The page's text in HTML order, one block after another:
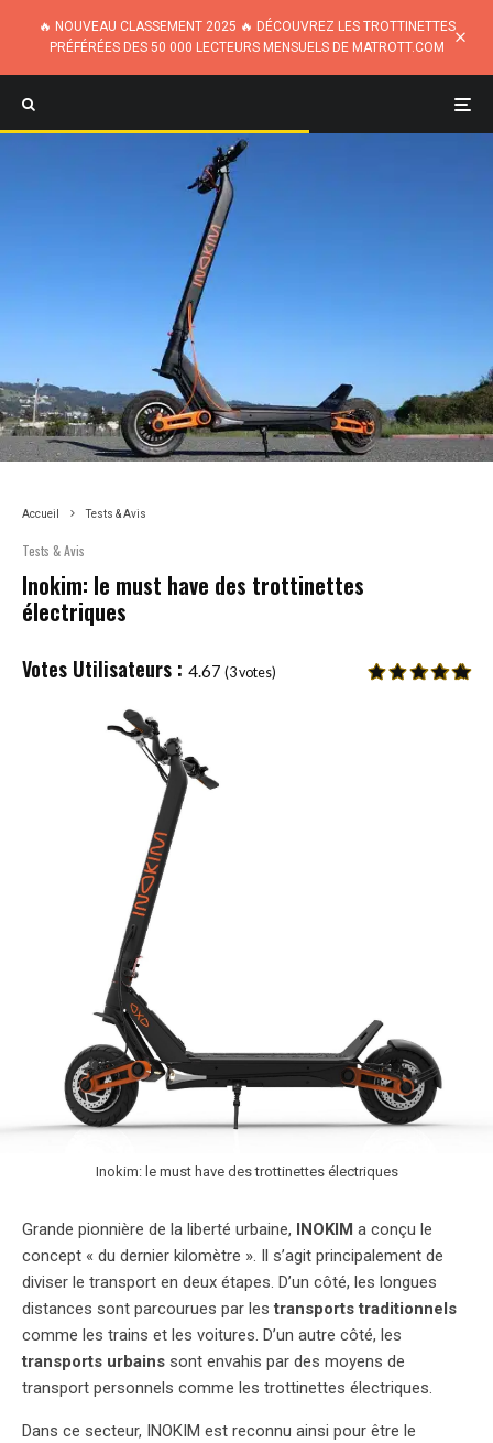
🔥 NOUVEAU CLASSEMENT 2025 🔥 DÉCOUVREZ LES TROTTINETTES
PRÉFÉRÉES DES 50 000 LECTEURS MENSUELS DE MATROTT.COM
Accueil Tests & Avis
Tests & Avis
Inokim: le must have des trottinettes
électriques
4.67 (3votes)
Inokim: le must have des trottinettes électriques
Grande pionnière de la liberté urbaine, INOKIM a conçu le
concept « du dernier kilomètre ». Il s’agit principalement de
diviser le transport en deux étapes. D’un côté, les longues
distances sont parcourues par lestransports traditionnels
comme les trains et les voitures. D’un autre côté, les
transports urbains sont envahis par des moyens de
transport personnels comme les trottinettes électriques.
Dans ce secteur, INOKIM est reconnu ainsi pour être le